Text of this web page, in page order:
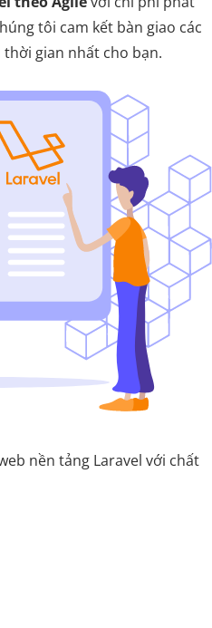
tôi cam kết bàn giao các
gian nhất cho bạn.
nền tảng Laravel với chất